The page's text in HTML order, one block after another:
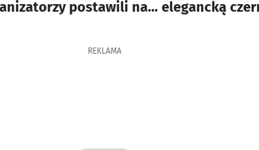
postawili na… elegancką
REKLAMA